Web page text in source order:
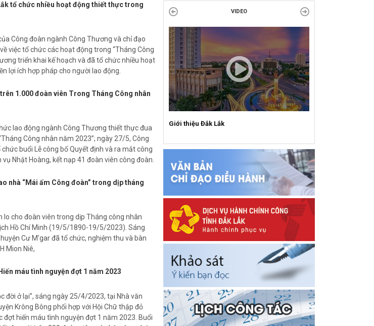
tổ chức nhiều hoạt động thiết thực trong
Công đoàn ngành Công Thương và chỉ đạo
việc tổ chức các hoạt động trong “Tháng Công
triển khai kế hoạch và đã tổ chức nhiều hoạt
lợi ích hợp pháp cho người lao động.
1.000 đoàn viên Trong Tháng Công nhân
lao động ngành Công Thương thiết thực đua
Công nhân năm 2023”; ngày 27/5, Công
buổi Lễ công bố Quyết định và ra mắt công
Nhật Hoàng, kết nạp 41 đoàn viên công đoàn.
nhà “Mái ấm Công đoàn” trong dịp tháng
cho đoàn viên trong dịp Tháng công nhân
Hồ Chí Minh (19/5/1890-19/5/2023). Sáng
Cư M’gar đã tổ chức, nghiệm thu và bàn
Mion Niê,
máu tình nguyện đợt 1 năm 2023
đời ở lại”, sáng ngày 25/4/2023, tại Nhà văn
Krông Bông phối hợp với Hội Chữ thập đỏ
đợt hiến máu tình nguyện đợt 1 năm 2023. Buổi
VIDEO
Giới thiệu Đắk Lắk